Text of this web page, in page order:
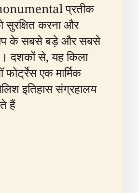
प्रतीक
सुरक्षित करना और
के सबसे बड़े और सबसे
दशकों से, यह किला
एक मार्मिक
इतिहास संग्रहालय
हैं